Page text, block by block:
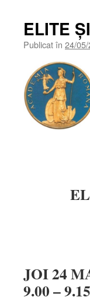
ELITE
Publicat în 24/
JOI 24
9.00 –